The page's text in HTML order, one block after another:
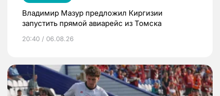
Владимир Мазур предложил Киргизии
запустить прямой авиарейс из Томска
20:40 / 06.08.26